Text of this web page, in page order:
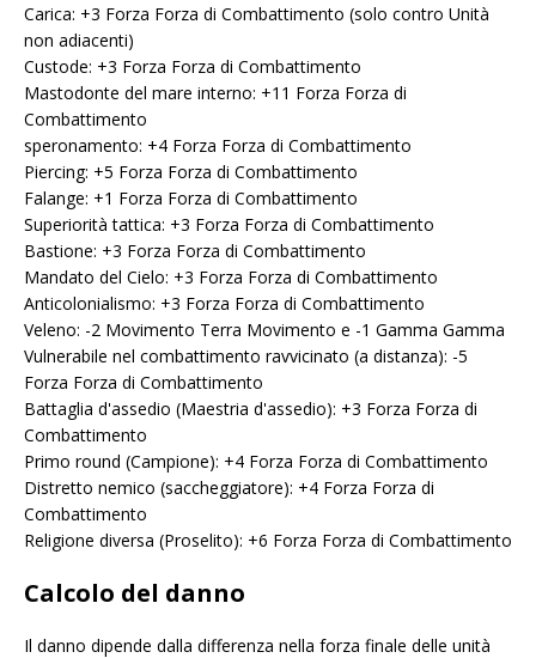
Carica: +3 Forza Forza di Combattimento (solo contro Unità
non adiacenti)
Custode: +3 Forza Forza di Combattimento
Mastodonte del mare interno: +11 Forza Forza di
Combattimento
speronamento: +4 Forza Forza di Combattimento
Piercing: +5 Forza Forza di Combattimento
Falange: +1 Forza Forza di Combattimento
Superiorità tattica: +3 Forza Forza di Combattimento
Bastione: +3 Forza Forza di Combattimento
Mandato del Cielo: +3 Forza Forza di Combattimento
Anticolonialismo: +3 Forza Forza di Combattimento
Veleno: -2 Movimento Terra Movimento e -1 Gamma Gamma
Vulnerabile nel combattimento ravvicinato (a distanza): -5
Forza Forza di Combattimento
Battaglia d'assedio (Maestria d'assedio): +3 Forza Forza di
Combattimento
Primo round (Campione): +4 Forza Forza di Combattimento
Distretto nemico (saccheggiatore): +4 Forza Forza di
Combattimento
Religione diversa (Proselito): +6 Forza Forza di Combattimento
Calcolo del danno
Il danno dipende dalla differenza nella forza finale delle unità